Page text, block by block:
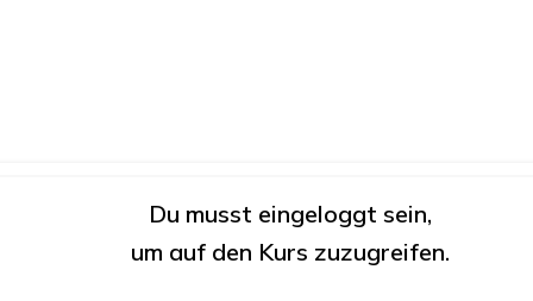
Du musst eingeloggt sein,
um auf den Kurs zuzugreifen.